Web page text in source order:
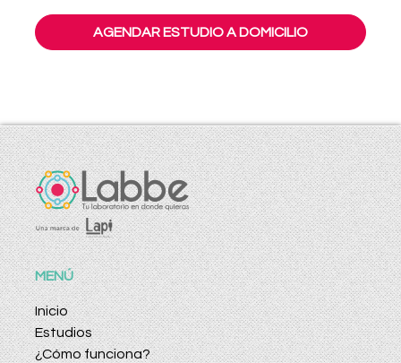
AGENDAR ESTUDIO A DOMICILIO
MENÚ
Inicio
Estudios
¿Cómo funciona?